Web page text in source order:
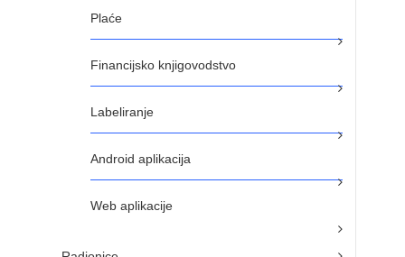
Plaće
Financijsko knjigovodstvo
Labeliranje
Android aplikacija
Web aplikacije